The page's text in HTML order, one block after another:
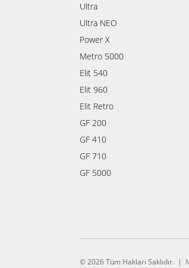
Ultra
Ultra NEO
Power X
Metro 5000
Elit 540
Elit 960
Elit Retro
GF 200
GF 410
GF 710
GF 5000
© 2026 Tüm Hakları Saklıdır. |